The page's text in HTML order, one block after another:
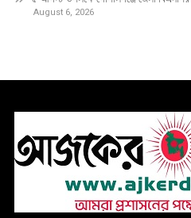
August 6, 2026